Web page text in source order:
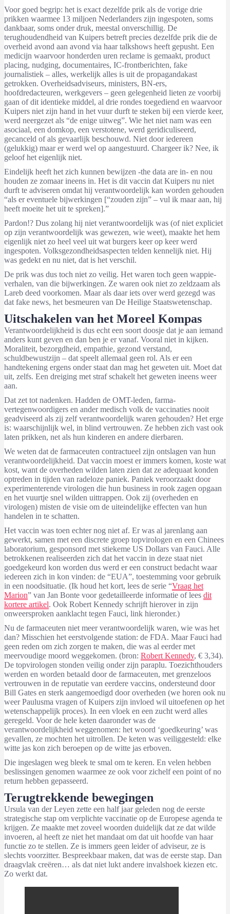
Voor goed begrip: het is exact dezelfde prik als de vorige drie
prikken waarmee 13 miljoen Nederlanders zijn ingespoten, soms
dankbaar, soms onder druk, meestal onverschillig. De
terughoudendheid van Kuipers betreft precies dezelfde prik die de
overheid avond aan avond via haar talkshows heeft gepusht. Een
medicijn waarvoor honderden uren reclame is gemaakt, product
placing, nudging, documentaires, IC-frontberichten, fake
journalistiek – alles, werkelijk alles is uit de propagandakast
getrokken. Overheidsadviseurs, ministers, BN-ers,
hoofdredacteuren, werkgevers – geen gelegenheid lieten ze voorbij
gaan of dit identieke middel, al drie rondes toegediend en waarvoor
Kuipers niet zijn hand in het vuur durft te steken bij een vierde keer,
werd neergezet als “de enige uitweg”. Wie het niet nam was een
asociaal, een domkop, een verstotene, werd geridiculiseerd,
gecanceld of als gevaarlijk beschouwd. Niet door iedereen
(gelukkig) maar er werd wel op aangestuurd. Chargeer ik? Nee, ik
geloof het eigenlijk niet.
Eindelijk heeft het zich kunnen bewijzen -the data are in- en nou
houden ze zomaar ineens in. Het is dit vaccin dat Kuipers nu niet
durft te adviseren omdat hij verantwoordelijk kan worden gehouden
“als er eventuele bijwerkingen [“zouden zijn” – vul ik maar aan, hij
heeft moeite het uit te spreken].”
Pardon!? Dus zolang hij niet verantwoordelijk was (of niet expliciet
op zijn verantwoordelijk was gewezen, wie weet), maakte het hem
eigenlijk niet zo heel veel uit wat burgers keer op keer werd
ingespoten. Volksgezondheidsaspecten telden kennelijk niet. Hij
was gedekt en nu niet, dat is het verschil.
De prik was dus toch niet zo veilig. Het waren toch geen wappie-
verhalen, van die bijwerkingen. Ze waren ook niet zo zeldzaam als
Lareb deed voorkomen. Maar als daar iets over werd gezegd was
dat fake news, het besmeuren van De Heilige Staatswetenschap.
Uitschakelen van het Moreel Kompas
Verantwoordelijkheid is dus echt een soort doosje dat je aan iemand
anders kunt geven en dan ben je er vanaf. Vooral niet in kijken.
Moraliteit, bezorgdheid, empathie, gezond verstand,
schuldbewustzijn – dat speelt allemaal geen rol. Als er een
handtekening ergens onder staat dan mag het geweten uit. Moet dat
uit, zelfs. Een dreiging met straf schakelt het geweten ineens weer
aan.
Dat zet tot nadenken. Hadden de OMT-leden, farma-
vertegenwoordigers en ander medisch volk de vaccinaties nooit
geadviseerd als zij zelf verantwoordelijk waren gehouden? Het erge
is: waarschijnlijk wel, in blind vertrouwen. Ze hebben zich vast ook
laten prikken, net als hun kinderen en andere dierbaren.
We weten dat de farmaceuten contractueel zijn ontslagen van hun
verantwoordelijkheid. Dat vaccin moest er immers komen, koste wat
kost, want de overheden wilden laten zien dat ze adequaat konden
optreden in tijden van radeloze paniek. Paniek veroorzaakt door
experimenterende virologen die hun business in rook zagen opgaan
en het vuurtje snel wilden uittrappen. Ook zij (overheden en
virologen) misten de visie om de uiteindelijke effecten van hun
handelen in te schatten.
Het vaccin was toen echter nog niet af. Er was al jarenlang aan
gewerkt, samen met een discrete groep topvirologen en een Chinees
laboratorium, gesponsord met stiekeme US Dollars van Fauci. Alle
betrokkenen realiseerden zich dat het vaccin in deze staat niet
goedgekeurd kon worden dus werd er een construct bedacht waar
iedereen zich in kon vinden: de “EUA”, toestemming voor gebruik
in een noodsituatie. (Ik houd het kort, lees de serie “Vraag het
Marion” van Jan Bonte voor gedetailleerde informatie of lees dit
kortere artikel. Ook Robert Kennedy schrijft hierover in zijn
onweersproken aanklacht tegen Fauci, link hieronder.)
Nu de farmaceuten niet meer verantwoordelijk waren, wie was het
dan? Misschien het eerstvolgende station: de FDA. Maar Fauci had
geen reden om zich zorgen te maken, die was al eerder met
meervoudige moord weggekomen. (bron: Robert Kennedy, € 3,34).
De topvirologen stonden veilig onder zijn paraplu. Toezichthouders
werden en worden betaald door de farmaceuten, met grenzeloos
vertrouwen in de reputatie van eerdere vaccins, ondersteund door
Bill Gates en sterk aangemoedigd door overheden (we horen ook nu
weer Paulusma vragen of Kuipers zijn invloed wil uitoefenen op het
wetenschappelijk proces). In een vloek en een zucht werd alles
geregeld. Voor de hele keten daaronder was de
verantwoordelijkheid weggenomen: het woord ‘goedkeuring’ was
gevallen, ze mochten het uitrollen. De keten was veiliggesteld: elke
witte jas kon zich beroepen op de witte jas erboven.
Die ingeslagen weg bleek te smal om te keren. En velen hebben
beslissingen genomen waarmee ze ook voor zichelf een point of no
return hebben gepasseerd.
Terugtrekkende bewegingen
Ursula van der Leyen zette een half jaar geleden nog de eerste
strategische stap om verplichte vaccinatie op de Europese agenda te
krijgen. Ze maakte met zoveel woorden duidelijk dat ze dat wilde
invoeren, al heeft ze niet het mandaat om dat uit hoofde van haar
functie zo te stellen. Ze is immers geen leider of adviseur, ze is
slechts voorzitter. Bespreekbaar maken, dat was de eerste stap. Dan
draagvlak creëren… als dat niet lukt andere invalshoek kiezen etc.
Zo werkt dat.